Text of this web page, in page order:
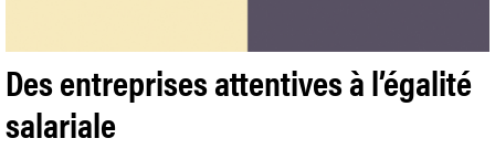
Des entreprises attentives à l’égalité
salariale